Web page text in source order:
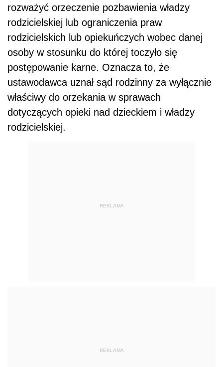
rozważyć orzeczenie pozbawienia władzy
rodzicielskiej lub ograniczenia praw
rodzicielskich lub opiekuńczych wobec danej
osoby w stosunku do której toczyło się
postępowanie karne. Oznacza to, że
ustawodawca uznał sąd rodzinny za wyłącznie
właściwy do orzekania w sprawach
dotyczących opieki nad dzieckiem i władzy
rodzicielskiej.
REKLAMA
REKLAMA